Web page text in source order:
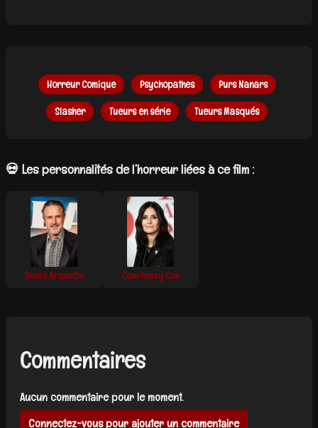
Horreur Comique Psychopathes Purs Nanars
Slasher Tueurs en série Tueurs Masqués
💀 Les personnalités de l’horreur liées à ce film :
David Arquette Courteney Cox
Commentaires
Aucun commentaire pour le moment.
Connectez-vous pour ajouter un commentaire